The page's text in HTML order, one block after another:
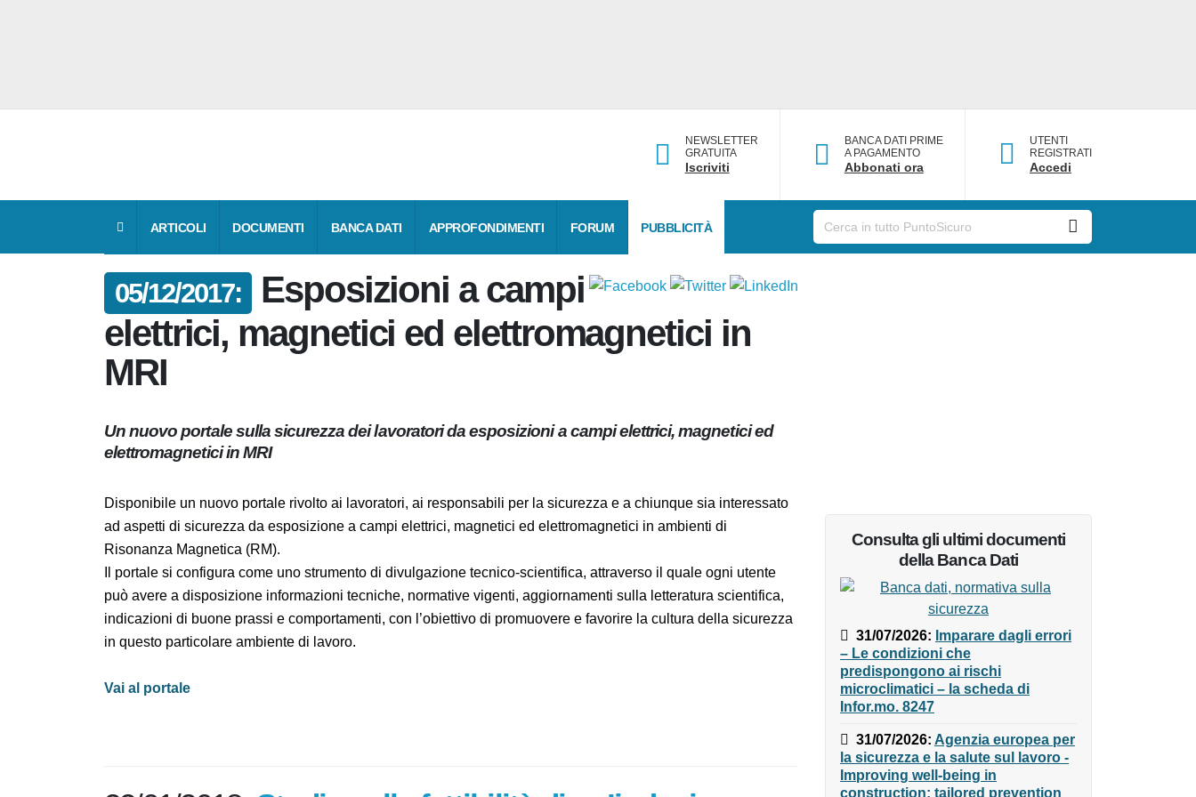
NEWSLETTER
GRATUITA
Iscriviti
BANCA DATI PRIME
A PAGAMENTO
Abbonati ora
UTENTI
REGISTRATI
Accedi
ARTICOLI DOCUMENTI BANCA DATI APPROFONDIMENTI FORUM PUBBLICITÀ
05/12/2017:
Esposizioni a
campi elettrici, magnetici ed
elettromagnetici in MRI
Un nuovo portale sulla sicurezza dei lavoratori da esposizioni a campi elettrici, magnetici
ed elettromagnetici in MRI
Disponibile un nuovo portale rivolto ai lavoratori, ai responsabili per la sicurezza e a chiunque sia
interessato ad aspetti di sicurezza da esposizione a campi elettrici, magnetici ed elettromagnetici in
ambienti di Risonanza Magnetica (RM).
Il portale si configura come uno strumento di divulgazione tecnico-scientifica, attraverso il quale ogni
utente può avere a disposizione informazioni tecniche, normative vigenti, aggiornamenti sulla
letteratura scientifica, indicazioni di buone prassi e comportamenti, con l’obiettivo di promuovere e
favorire la cultura della sicurezza in questo particolare ambiente di lavoro.
Vai al portale
Consulta gli ultimi documenti
della Banca Dati
31/07/2026:Imparare dagli
errori – Le condizioni che
predispongono ai rischi
microclimatici – la scheda di
Infor.mo. 8247
31/07/2026:Agenzia europea
per la sicurezza e la salute sul
lavoro - Improving well-being in